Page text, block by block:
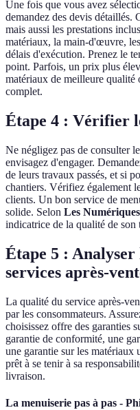
Une fois que vous avez
demandez des devis détaillés.
mais aussi les prestations
matériaux, la main-d'œuvre,
délais d'exécution. Prenez le
point. Parfois, un prix plus
matériaux de meilleure qualité
complet.
Étape 4 : Vérifier
Ne négligez pas de consulter
envisagez d'engager.
de leurs travaux passés, et si
chantiers. Vérifiez également
clients. Un bon service de
solide. Selon Les Numériques
indicatrice de la qualité de son
Étape 5 : Analyser
services après-
La qualité du service après-
par les consommateurs.
choisissez offre des garanties
garantie de conformité, une
une garantie sur les
prêt à se tenir à sa
livraison.
La menuiserie pas à pas -